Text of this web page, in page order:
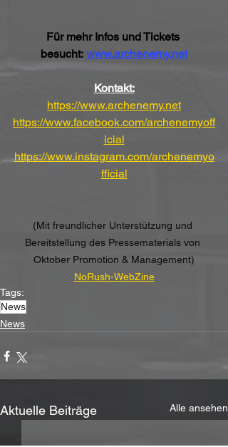
Für mehr Infos und Tickets
besucht: www.archenemy.net
Kontakt:
https://www.archenemy.net
https://www.facebook.com/archenemyoff
icial
https://www.instagram.com/archenemyo
fficial
(Mit freundlicher Unterstützung und
Bereitstellung des Pressematerials von
Oktober Promotion & Management)
NoRush-WebZine
Tags:
News
News
Aktuelle Beiträge Alle ansehen